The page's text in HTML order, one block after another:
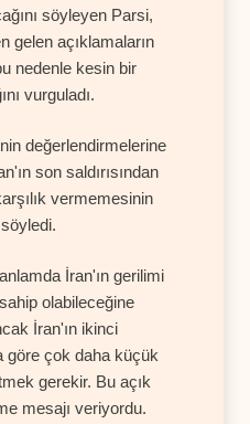
söyleyen Parsi,
gelen açıklamaların
nedenle kesin bir
vurguladı.
değerlendirmelerine
son saldırısından
vermemesinin
İran'ın gerilimi
olabileceğine
İran'ın ikinci
göre çok daha küçük
gerekir. Bu açık
mesajı veriyordu.